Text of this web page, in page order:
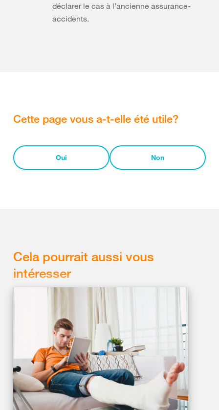
déclarer le cas à l’ancienne assurance-
accidents.
Cette page vous a-t-elle été utile?
Oui Non
Cela pourrait aussi vous
intéresser